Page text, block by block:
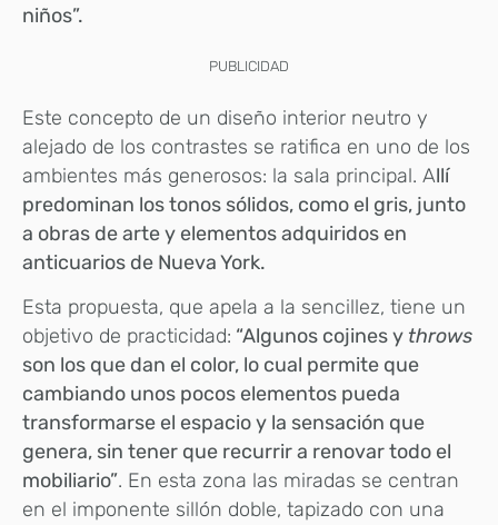
niños”.
PUBLICIDAD
Este concepto de un diseño interior neutro y
alejado de los contrastes se ratifica en uno de los
ambientes más generosos: la sala principal. Allí
predominan los tonos sólidos, como el gris, junto
a obras de arte y elementos adquiridos en
anticuarios de Nueva York.
Esta propuesta, que apela a la sencillez, tiene un
objetivo de practicidad: “Algunos cojines y throws
son los que dan el color, lo cual permite que
cambiando unos pocos elementos pueda
transformarse el espacio y la sensación que
genera, sin tener que recurrir a renovar todo el
mobiliario”. En esta zona las miradas se centran
en el imponente sillón doble, tapizado con una